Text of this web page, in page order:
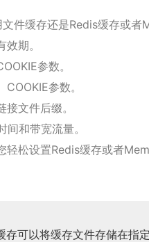
件缓存还是Redis缓存或者
期。
参数。
参数。
文件后缀。
和带宽流量。
轻松设置Redis缓存或者
存可以将缓存文件存储在指